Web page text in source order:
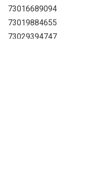
73016689094
73019884655
73029394747